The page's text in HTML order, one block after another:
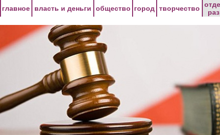
главное власть и деньги общество город творчество